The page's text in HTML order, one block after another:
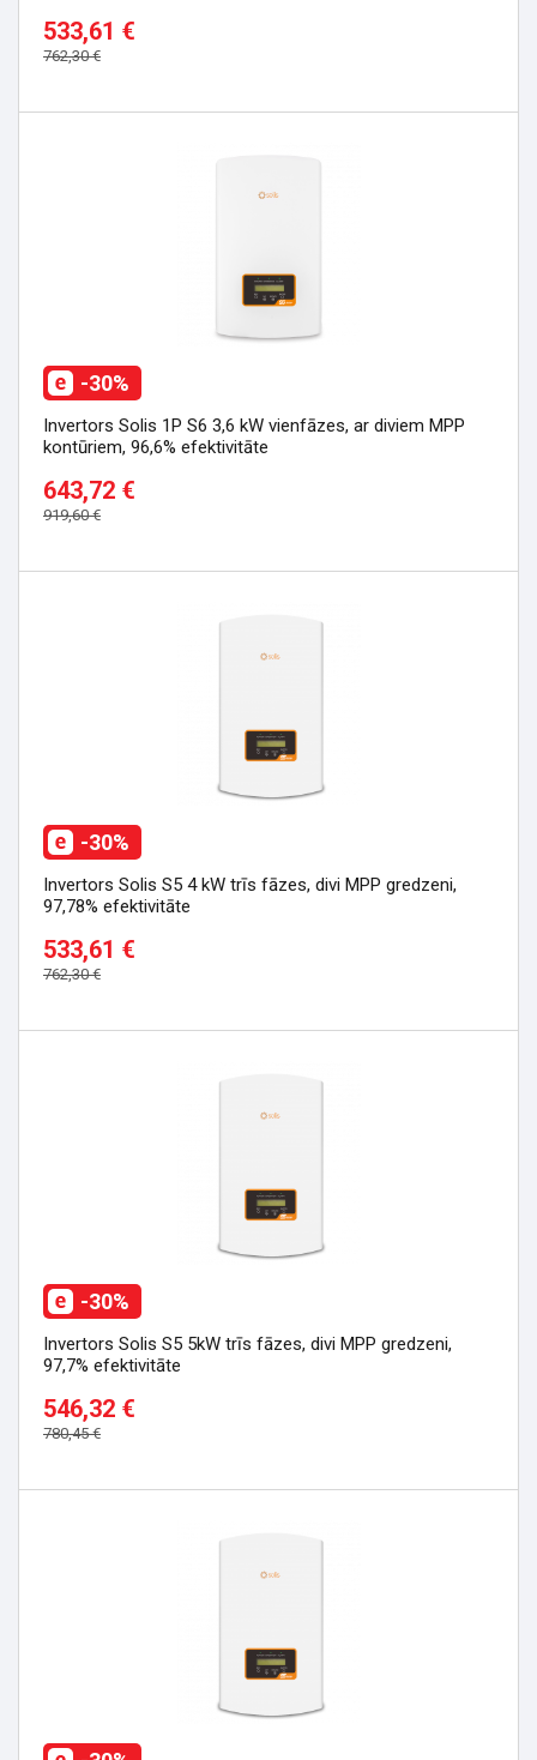
533,61 €
762,30 €
Invertors Solis 1P S6 3,6 kW vienfāzes, ar diviem MPP
kontūriem, 96,6% efektivitāte
643,72 €
919,60 €
-30%
Invertors Solis S5 4 kW trīs fāzes, divi MPP gredzeni,
97,78% efektivitāte
533,61 €
762,30 €
-30%
Invertors Solis S5 5kW trīs fāzes, divi MPP gredzeni,
97,7% efektivitāte
546,32 €
780,45 €
-30%